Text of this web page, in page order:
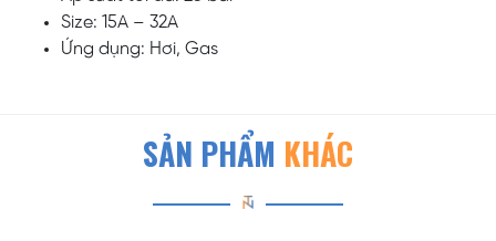
Size: 15A – 32A
Ứng dụng: Hơi, Gas
SẢN PHẨM KHÁC